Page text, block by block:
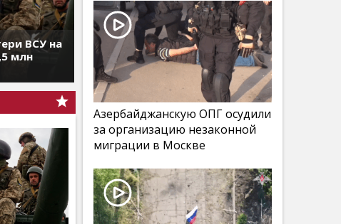
ВСУ на
млн
Азербайджанскую ОПГ осудили
за организацию незаконной
миграции в Москве